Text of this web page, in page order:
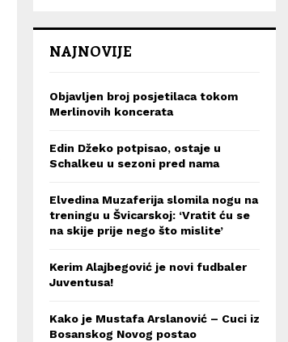
NAJNOVIJE
Objavljen broj posjetilaca tokom
Merlinovih koncerata
Edin Džeko potpisao, ostaje u
Schalkeu u sezoni pred nama
Elvedina Muzaferija slomila nogu na
treningu u Švicarskoj: ‘Vratit ću se
na skije prije nego što mislite’
Kerim Alajbegović je novi fudbaler
Juventusa!
Kako je Mustafa Arslanović – Cuci iz
Bosanskog Novog postao